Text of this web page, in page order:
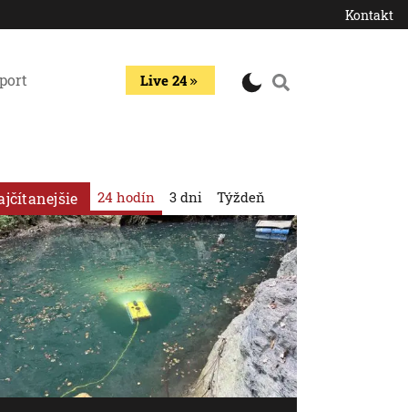
Kontakt
Live 24
24 hodín 3 dni Týždeň